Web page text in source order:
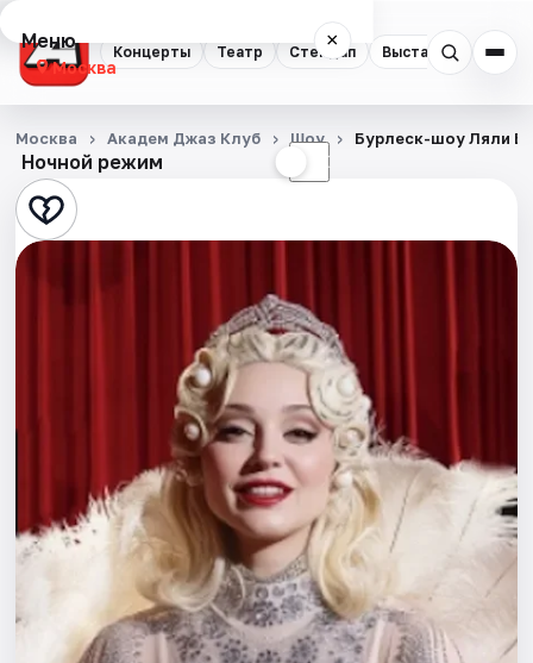
Концерты Театр Стендап Выставки
Меню ×
Москва
Концерты
Театр
Стендап
Выставки
События
Площадки
Ночной режим ☾
Москва Академ Джаз Клуб Шоу Бурлеск-шоу Ляли